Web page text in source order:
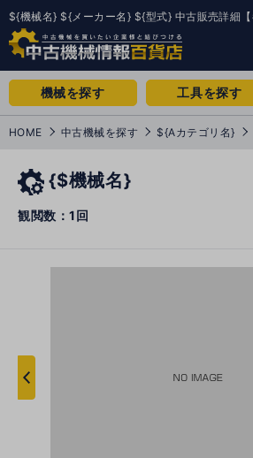
${機械名} ${メーカー名} ${型式} 中古販売詳細
機械を探す 工具を探す
HOME 中古機械を探す ${Aカテゴリ名}
{$機械名}
観閲数：1回